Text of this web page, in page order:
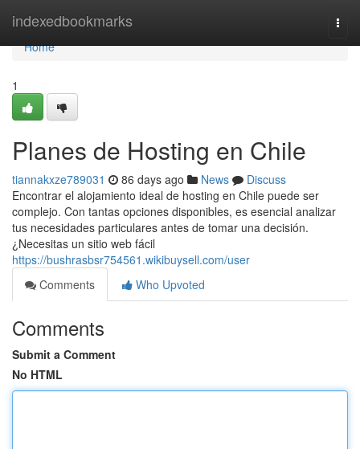
indexedbookmarks
Home
Home
1
Planes de Hosting en Chile
tiannakxze789031 86 days ago News
Discuss
Encontrar el alojamiento ideal de hosting en Chile puede ser
complejo. Con tantas opciones disponibles, es esencial analizar
tus necesidades particulares antes de tomar una decisión.
¿Necesitas un sitio web fácil
https://bushrasbsr754561.wikibuysell.com/user
Comments
Who Upvoted
Comments
Submit a Comment
No HTML